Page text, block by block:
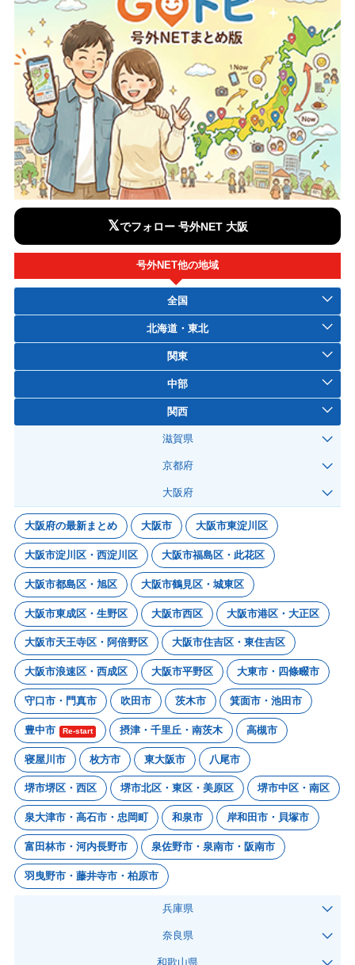
𝕏でフォロー 号外NET 大阪
号外NET他の地域
全国
北海道・東北
関東
中部
関西
滋賀県
京都府
大阪府
大阪府の最新まとめ 大阪市 大阪市東淀川区
大阪市淀川区・西淀川区 大阪市福島区・此花区
大阪市都島区・旭区 大阪市鶴見区・城東区
大阪市東成区・生野区 大阪市西区 大阪市港区・大正区
大阪市天王寺区・阿倍野区 大阪市住吉区・東住吉区
大阪市浪速区・西成区 大阪市平野区 大東市・四條畷市
守口市・門真市 吹田市 茨木市 箕面市・池田市
豊中市 Re-start 摂津・千里丘・南茨木 高槻市
寝屋川市 枚方市 東大阪市 八尾市
堺市堺区・西区 堺市北区・東区・美原区 堺市中区・南区
泉大津市・高石市・忠岡町 和泉市 岸和田市・貝塚市
富田林市・河内長野市 泉佐野市・泉南市・阪南市
羽曳野市・藤井寺市・柏原市
兵庫県
奈良県
和歌山県